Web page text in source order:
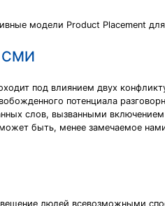
модели Product Placement
СМИ
под влиянием двух
потенциала
слов, вызванными
быть, менее замечаемое
людей всевозможными